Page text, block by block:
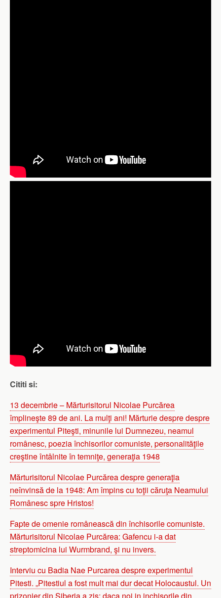
Cititi si:
13 decembrie – Mărturisitorul Nicolae Purcărea
împlineşte 89 de ani. La mulţi ani! Mărturie despre despre
experimentul Piteşti, minunile lui Dumnezeu, neamul
românesc, poezia închisorilor comuniste, personalităţile
creştine întâlnite în temniţe, generaţia 1948
Mărturisitorul Nicolae Purcărea despre generaţia
neînvinsă de la 1948: Am împins cu toţii căruţa Neamului
Românesc spre Hristos!
Fapte de omenie românească din închisorile comuniste.
Mărturisitorul Nicolae Purcărea: Gafencu i-a dat
streptomicina lui Wurmbrand, şi nu invers.
Interviu cu Badia Nae Purcarea despre experimentul
Pitesti. „Pitestiul a fost mult mai dur decat Holocaustul. Un